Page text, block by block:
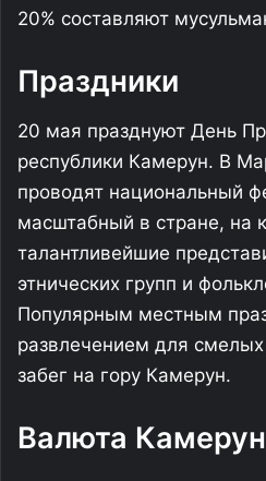
20% составляют
Праздники
20 мая празднуют День
республики Камерун. В
проводят национальный
масштабный в стране, на
талантливейшие
этнических групп и
Популярным местным
развлечением для
забег на гору Камерун.
Валюта